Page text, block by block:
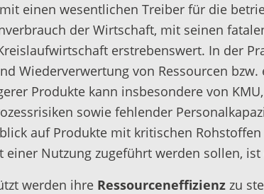
einen wesentlichen Treiber für die
der Wirtschaft, mit seinen
erstrebenswert. In der
Wiederverwertung von Ressourcen
Produkte kann insbesondere von
sowie fehlender
auf Produkte mit kritischen
Nutzung zugeführt werden sollen,
werden ihre Ressourceneffizienz zu